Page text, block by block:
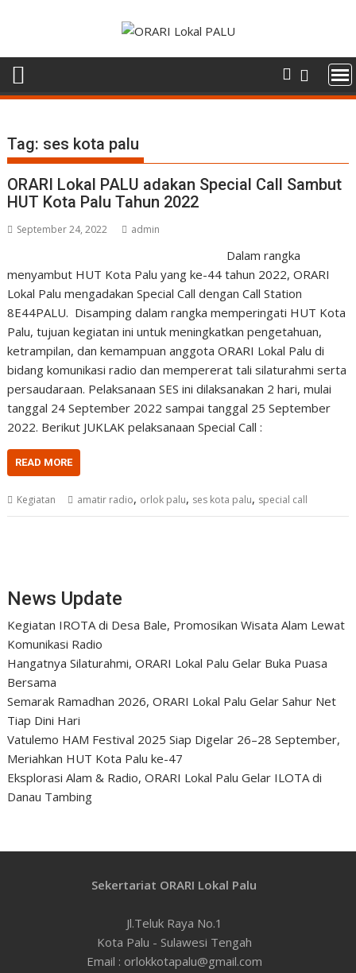
Tag: ses kota palu
ORARI Lokal PALU adakan Special Call Sambut
HUT Kota Palu Tahun 2022
September 24, 2022 admin
Dalam rangka
menyambut HUT Kota Palu yang ke-44 tahun 2022, ORARI
Lokal Palu mengadakan Special Call dengan Call Station
8E44PALU. Disamping dalam rangka memperingati HUT Kota
Palu, tujuan kegiatan ini untuk meningkatkan pengetahuan,
ketrampilan, dan kemampuan anggota ORARI Lokal Palu di
bidang komunikasi radio dan mempererat tali silaturahmi serta
persaudaraan. Pelaksanaan SES ini dilaksanakan 2 hari, mulai
tanggal 24 September 2022 sampai tanggal 25 September
2022. Berikut JUKLAK pelaksanaan Special Call :
READ MORE
Kegiatan amatir radio, orlok palu, ses kota palu, special call
News Update
Kegiatan IROTA di Desa Bale, Promosikan Wisata Alam Lewat
Komunikasi Radio
Hangatnya Silaturahmi, ORARI Lokal Palu Gelar Buka Puasa
Bersama
Semarak Ramadhan 2026, ORARI Lokal Palu Gelar Sahur Net
Tiap Dini Hari
Vatulemo HAM Festival 2025 Siap Digelar 26–28 September,
Meriahkan HUT Kota Palu ke-47
Eksplorasi Alam & Radio, ORARI Lokal Palu Gelar ILOTA di
Danau Tambing
Sekertariat ORARI Lokal Palu
Jl.Teluk Raya No.1
Kota Palu - Sulawesi Tengah
Email : orlokkotapalu@gmail.com